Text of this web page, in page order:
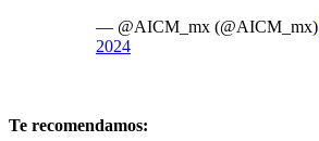
— @AICM_mx (@AICM_mx)
2024
Te recomendamos: